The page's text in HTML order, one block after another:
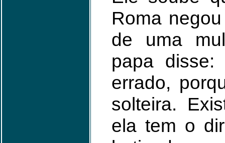
Roma
de uma
papa disse:
errado,
solteira.
ela tem o